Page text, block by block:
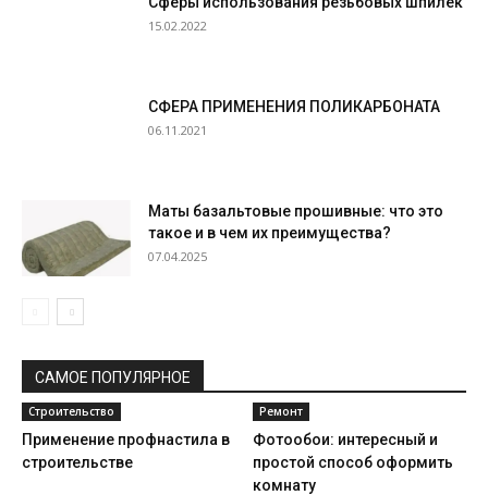
15.02.2022
СФЕРА ПРИМЕНЕНИЯ ПОЛИКАРБОНАТА
06.11.2021
Маты базальтовые прошивные: что это
такое и в чем их преимущества?
07.04.2025
САМОЕ ПОПУЛЯРНОЕ
Строительство
Применение профнастила в
строительстве
Ремонт
Фотообои: интересный и
простой способ оформить
комнату